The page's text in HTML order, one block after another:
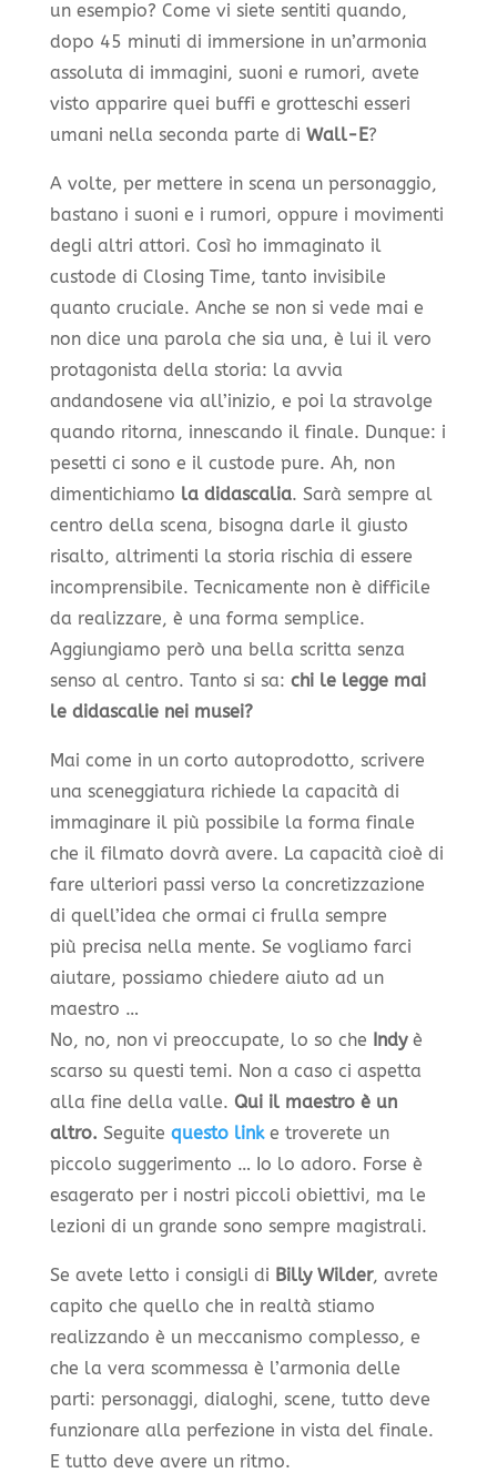
un esempio? Come vi siete sentiti quando,
dopo 45 minuti di immersione in un’armonia
assoluta di immagini, suoni e rumori, avete
visto apparire quei buffi e grotteschi esseri
umani nella seconda parte di Wall-E?
A volte, per mettere in scena un personaggio,
bastano i suoni e i rumori, oppure i movimenti
degli altri attori. Così ho immaginato il
custode di Closing Time, tanto invisibile
quanto cruciale. Anche se non si vede mai e
non dice una parola che sia una, è lui il vero
protagonista della storia: la avvia
andandosene via all’inizio, e poi la stravolge
quando ritorna, innescando il finale. Dunque: i
pesetti ci sono e il custode pure. Ah, non
dimentichiamo la didascalia. Sarà sempre al
centro della scena, bisogna darle il giusto
risalto, altrimenti la storia rischia di essere
incomprensibile. Tecnicamente non è difficile
da realizzare, è una forma semplice.
Aggiungiamo però una bella scritta senza
senso al centro. Tanto si sa: chi le legge mai
le didascalie nei musei?
Mai come in un corto autoprodotto, scrivere
una sceneggiatura richiede la capacità di
immaginare il più possibile la forma finale
che il filmato dovrà avere. La capacità cioè di
fare ulteriori passi verso la concretizzazione
di quell’idea che ormai ci frulla sempre
più precisa nella mente. Se vogliamo farci
aiutare, possiamo chiedere aiuto ad un
maestro …
No, no, non vi preoccupate, lo so che Indyè
scarso su questi temi. Non a caso ci aspetta
alla fine della valle. Qui il maestro è un
altro. Seguite questo linke troverete un
piccolo suggerimento … Io lo adoro. Forse è
esagerato per i nostri piccoli obiettivi, ma le
lezioni di un grande sono sempre magistrali.
Se avete letto i consigli di Billy Wilder, avrete
capito che quello che in realtà stiamo
realizzando è un meccanismo complesso, e
che la vera scommessa è l’armonia delle
parti: personaggi, dialoghi, scene, tutto deve
funzionare alla perfezione in vista del finale.
E tutto deve avere un ritmo.